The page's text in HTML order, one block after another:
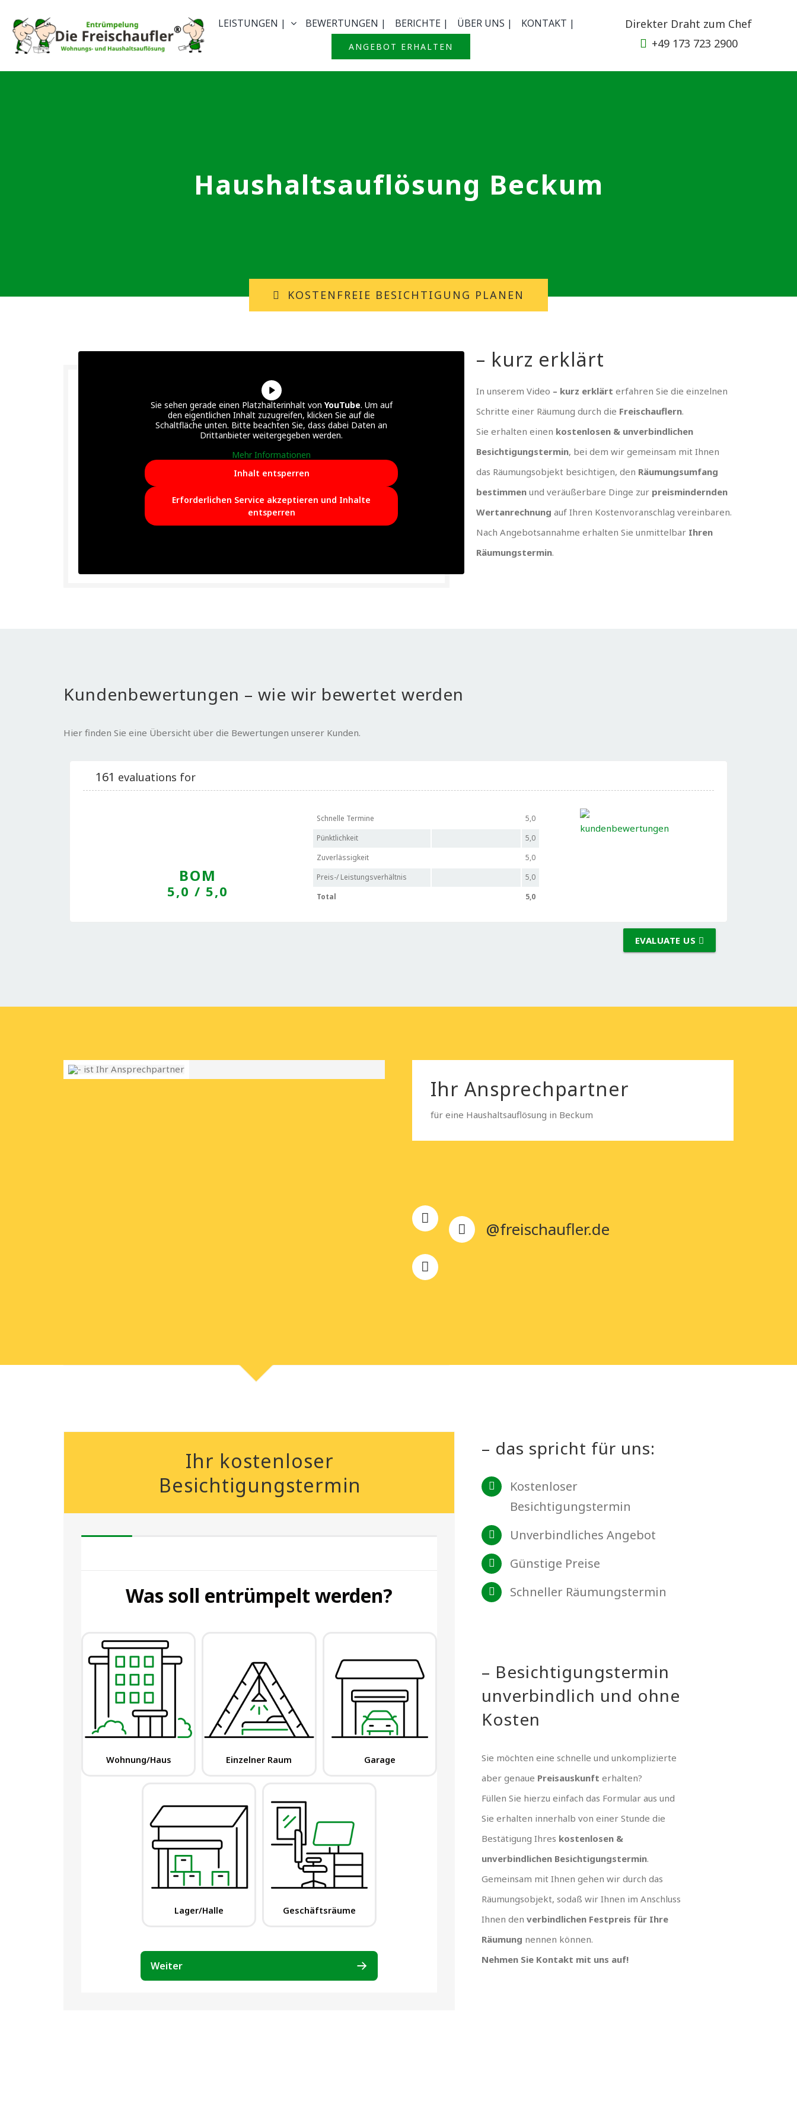
content
LEISTUNGEN | BEWERTUNGEN | BERICHTE | ÜBER UNS | KONTAKT |
ANGEBOT ERHALTEN
Direkter Draht zum Chef
+49 173 723 2900
Haushaltsauflösung Beckum
KOSTENFREIE BESICHTIGUNG PLANEN
Sie sehen gerade einen Platzhalterinhalt von YouTube. Um auf
den eigentlichen Inhalt zuzugreifen, klicken Sie auf die
Schaltfläche unten. Bitte beachten Sie, dass dabei Daten an
Drittanbieter weitergegeben werden.
Mehr Informationen
Inhalt entsperren
Erforderlichen Service akzeptieren und Inhalte
entsperren
– kurz erklärt
In unserem Video – kurz erklärt erfahren Sie die einzelnen
Schritte einer Räumung durch die Freischauflern.
Sie erhalten einen kostenlosen & unverbindlichen
Besichtigungstermin, bei dem wir gemeinsam mit Ihnen
das Räumungsobjekt besichtigen, den Räumungsumfang
bestimmen und veräußerbare Dinge zur preismindernden
Wertanrechnung auf Ihren Kostenvoranschlag vereinbaren.
Nach Angebotsannahme erhalten Sie unmittelbar Ihren
Räumungstermin.
Kundenbewertungen – wie wir bewertet werden
Hier finden Sie eine Übersicht über die Bewertungen unserer Kunden.
161 evaluations for
BOM
5,0 / 5,0
Schnelle Termine
5,0
Pünktlichkeit
5,0
Zuverlässigkeit
5,0
Preis-/ Leistungsverhältnis
5,0
Total
5,0
EVALUATE US
Ihr Ansprechpartner
für eine Haushaltsauflösung in Beckum
@freischaufler.de
Ihr kostenloser
Besichtigungstermin
– das spricht für uns:
Kostenloser
Besichtigungstermin
Unverbindliches Angebot
Günstige Preise
Schneller Räumungstermin
– Besichtigungstermin
unverbindlich und ohne
Kosten
Sie möchten eine schnelle und unkomplizierte
aber genaue Preisauskunft erhalten?
Füllen Sie hierzu einfach das Formular aus und
Sie erhalten innerhalb von einer Stunde die
Bestätigung Ihres kostenlosen &
unverbindlichen Besichtigungstermin.
Gemeinsam mit Ihnen gehen wir durch das
Räumungsobjekt, sodaß wir Ihnen im Anschluss
Ihnen denverbindlichen Festpreis für Ihre
Räumung nennen können.
Nehmen Sie Kontakt mit uns auf!